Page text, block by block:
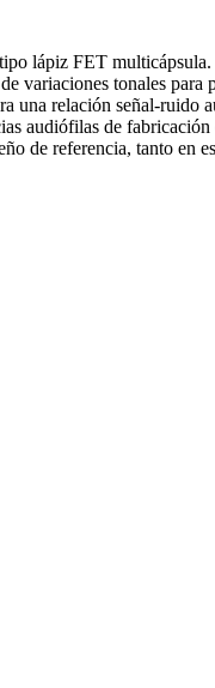
lápiz FET
variaciones tonales
una relación señal-ruido
audiófilas de
de referencia, tanto en